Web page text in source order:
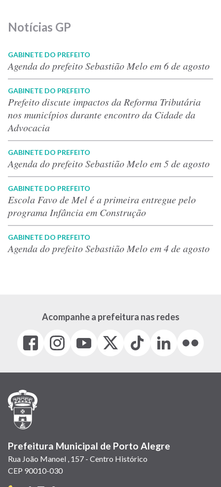
Notícias GP
GABINETE DO PREFEITO
Agenda do prefeito Sebastião Melo em 6 de agosto
GABINETE DO PREFEITO
Prefeito discute impactos da Reforma Tributária
nos municípios durante encontro da Cidade da
Advocacia
GABINETE DO PREFEITO
Agenda do prefeito Sebastião Melo em 5 de agosto
GABINETE DO PREFEITO
Escola Favo de Mel é a primeira entregue pelo
programa Infância em Construção
GABINETE DO PREFEITO
Agenda do prefeito Sebastião Melo em 4 de agosto
Acompanhe a prefeitura nas redes
Facebook
(link
em
janela)
Instagram
(link
em
(link
em
(Antigo
(link
Tiktok
(link
em
LinkedIn
(link
em
(link
em
Prefeitura Municipal de Porto Alegre
Rua João Manoel , 157 - Centro Histórico
CEP 90010-030